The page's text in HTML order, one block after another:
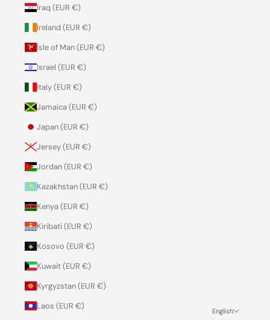
Iraq (EUR €)
Ireland (EUR €)
Isle of Man (EUR €)
Israel (EUR €)
Italy (EUR €)
Jamaica (EUR €)
Japan (EUR €)
Jersey (EUR €)
Jordan (EUR €)
Kazakhstan (EUR €)
Kenya (EUR €)
Kiribati (EUR €)
Kosovo (EUR €)
Kuwait (EUR €)
Kyrgyzstan (EUR €)
Laos (EUR €)
English